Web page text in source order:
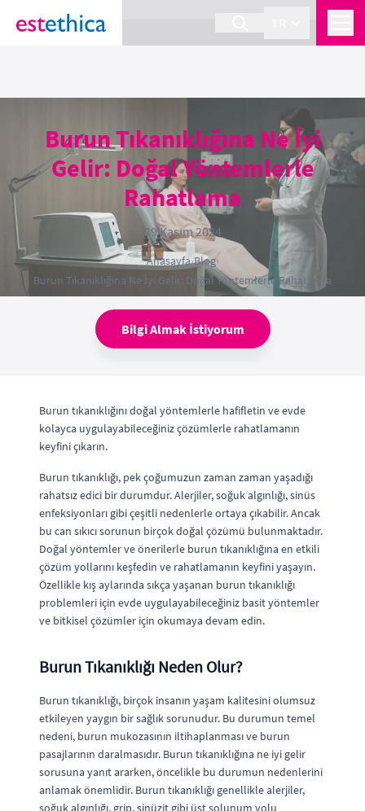
section Service {
Burun Tıkanıklığına Ne İyi
Gelir: Doğal Yöntemlerle
Rahatlama
29 Kasım 2024
Anasayfa›Blog›
Burun Tıkanıklığına Ne İyi Gelir: Doğal Yöntemlerle Rahatlama
Bilgi Almak İstiyorum
Burun tıkanıklığını doğal yöntemlerle hafifletin ve evde
kolayca uygulayabileceğiniz çözümlerle rahatlamanın
keyfini çıkarın.
Burun tıkanıklığı, pek çoğumuzun zaman zaman yaşadığı
rahatsız edici bir durumdur. Alerjiler, soğuk algınlığı, sinüs
enfeksiyonları gibi çeşitli nedenlerle ortaya çıkabilir. Ancak
bu can sıkıcı sorunun birçok doğal çözümü bulunmaktadır.
Doğal yöntemler ve önerilerle burun tıkanıklığına en etkili
çözüm yollarını keşfedin ve rahatlamanın keyfini yaşayın.
Özellikle kış aylarında sıkça yaşanan burun tıkanıklığı
problemleri için evde uygulayabileceğiniz basit yöntemler
ve bitkisel çözümler için okumaya devam edin.
Burun Tıkanıklığı Neden Olur?
Burun tıkanıklığı, birçok insanın yaşam kalitesini olumsuz
etkileyen yaygın bir sağlık sorunudur. Bu durumun temel
nedeni, burun mukozasının iltihaplanması ve burun
pasajlarının daralmasıdır. Burun tıkanıklığına ne iyi gelir
sorusuna yanıt ararken, öncelikle bu durumun nedenlerini
anlamak önemlidir. Burun tıkanıklığı genellikle alerjiler,
soğuk algınlığı, grip, sinüzit gibi üst solunum yolu